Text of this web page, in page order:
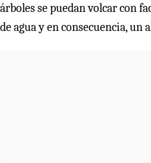
árboles se puedan volcar con
de agua y en consecuencia, un